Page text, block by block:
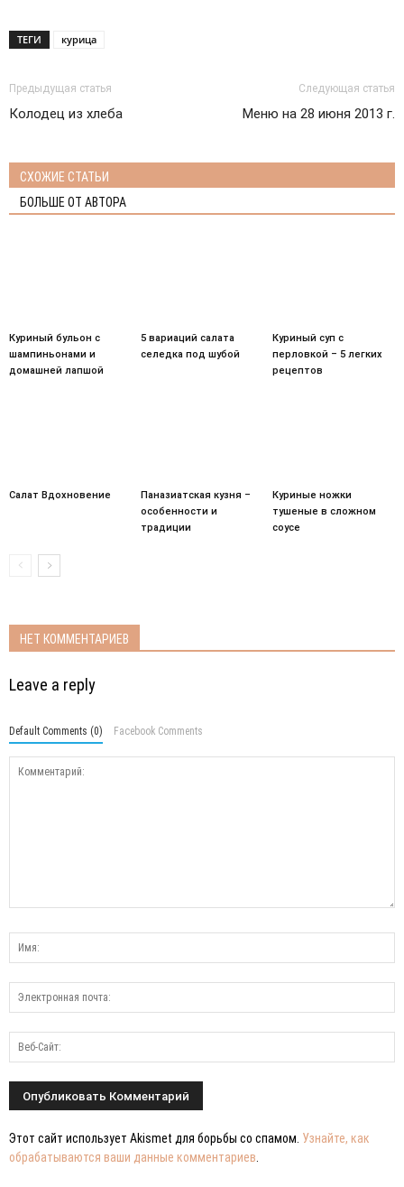
ТЕГИ курица
Предыдущая статья
Колодец из хлеба
Следующая статья
Меню на 28 июня 2013 г.
СХОЖИЕ СТАТЬИ
БОЛЬШЕ ОТ АВТОРА
Куриный бульон с
шампиньонами и
домашней лапшой
5 вариаций салата
селедка под шубой
Куриный суп с
перловкой – 5 легких
рецептов
Салат Вдохновение
Паназиатская кузня –
особенности и
традиции
Куриные ножки
тушеные в сложном
соусе
НЕТ КОММЕНТАРИЕВ
Leave a reply
Default Comments (0) Facebook Comments
Этот сайт использует Akismet для борьбы со спамом. Узнайте, как
обрабатываются ваши данные комментариев